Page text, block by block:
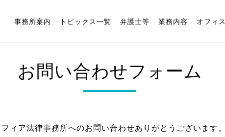
事務所案内 トピックス一覧 弁護士等 業務内容 オフィス
お問い合わせフォーム
フィア法律事務所へのお問い合わせありがとうございます。